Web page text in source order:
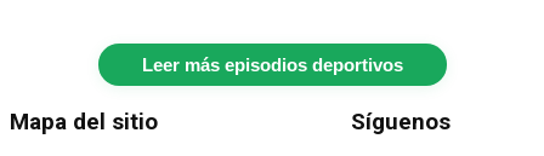
Leer más episodios deportivos
Mapa del sitio Síguenos